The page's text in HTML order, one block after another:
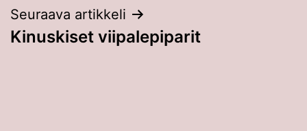
Seuraava artikkeli
Kinuskiset viipalepiparit